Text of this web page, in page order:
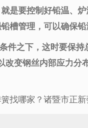
是要控制好铅温、
槽管理，可以确保
件之下，这时要保
改变钢丝内部应力
找哪家？诸暨市正